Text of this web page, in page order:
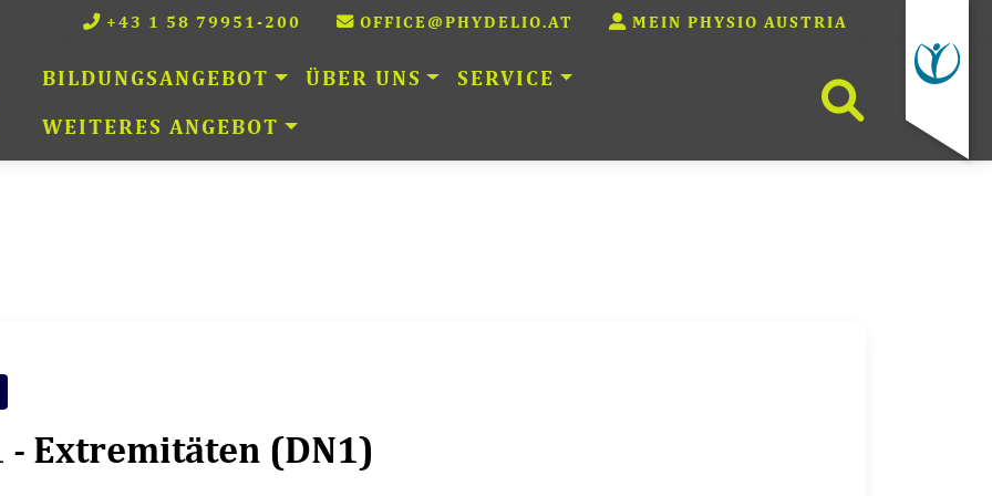
+43 1 58 79951-200 OFFICE@PHYDELIO.AT MEIN PHYSIO AUSTRIA
MAIN NAVIGATION
BILDUNGSANGEBOT ÜBER UNS
SERVICE
WEITERES ANGEBOT
- Extremitäten (DN1)